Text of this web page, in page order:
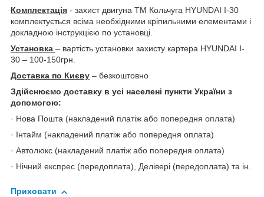
Комплектація - захист двигуна ТМ Кольчуга HYUNDAI I-30
комплектується всіма необхідними кріпильними елементами і
докладною інструкцією по установці.
Установка – вартість установки захисту картера HYUNDAI I-
30 – 100-150грн.
Доставка по Києву – безкоштовно
Здійснюємо доставку в усі населені пункти України з
допомогою:
· Нова Пошта (накладений платіж або попередня оплата)
· Інтайм (накладений платіж або попередня оплата)
· Автолюкс (накладений платіж або попередня оплата)
· Нічний експрес (передоплата), Делівері (передоплата) та ін.
Приховати